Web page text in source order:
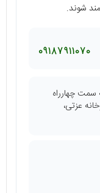
شوند.
09187911070
سمت چهارراه
عزتی،